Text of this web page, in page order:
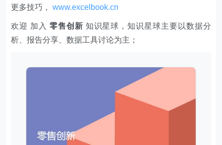
更多技巧，www.excelbook.cn
欢迎 加入 零售创新 知识星球，知识星球主要以数据分
析、报告分享、数据工具讨论为主；